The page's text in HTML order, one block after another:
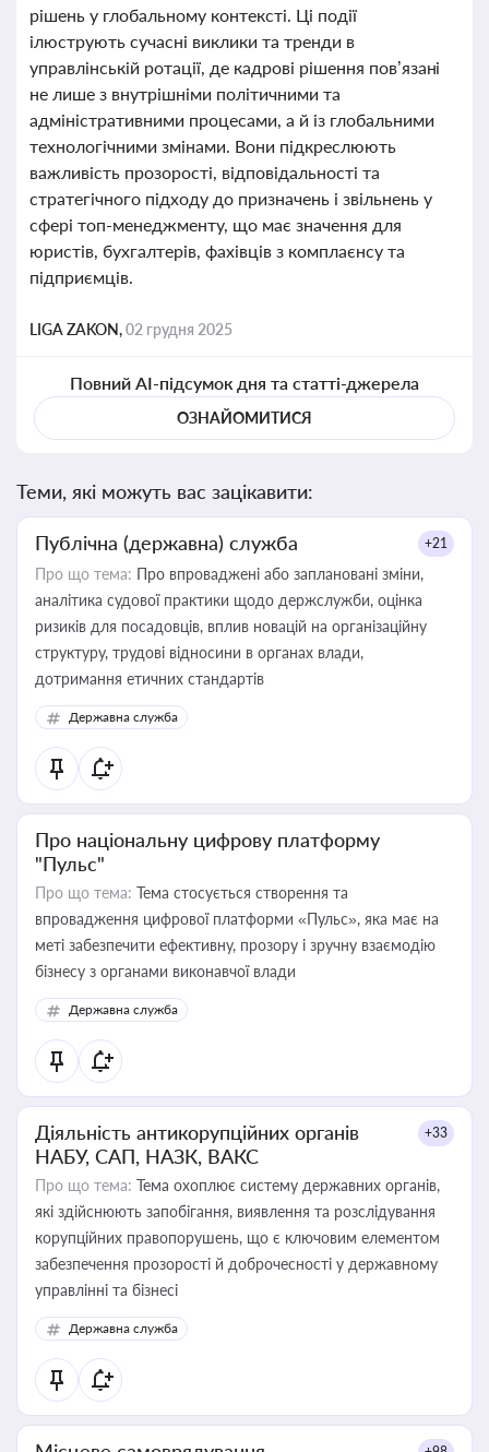
рішень у глобальному контексті. Ці події
ілюструють сучасні виклики та тренди в
управлінській ротації, де кадрові рішення пов’язані
не лише з внутрішніми політичними та
адміністративними процесами, а й із глобальними
технологічними змінами. Вони підкреслюють
важливість прозорості, відповідальності та
стратегічного підходу до призначень і звільнень у
сфері топ-менеджменту, що має значення для
юристів, бухгалтерів, фахівців з комплаєнсу та
підприємців.
LIGA ZAKON,02 грудня 2025
Повний AI-підсумок дня та статті-джерела
ОЗНАЙОМИТИСЯ
Теми, які можуть вас зацікавити:
Публічна (державна) служба +21
Про що тема: Про впроваджені або заплановані зміни,
аналітика судової практики щодо держслужби, оцінка
ризиків для посадовців, вплив новацій на організаційну
структуру, трудові відносини в органах влади,
дотримання етичних стандартів
Державна служба
Про національну цифрову платформу
"Пульс"
Про що тема: Тема стосується створення та
впровадження цифрової платформи «Пульс», яка має на
меті забезпечити ефективну, прозору і зручну взаємодію
бізнесу з органами виконавчої влади
Державна служба
Діяльність антикорупційних органів
НАБУ, САП, НАЗК, ВАКС
+33
Про що тема: Тема охоплює систему державних органів,
які здійснюють запобігання, виявлення та розслідування
корупційних правопорушень, що є ключовим елементом
забезпечення прозорості й доброчесності у державному
управлінні та бізнесі
Державна служба